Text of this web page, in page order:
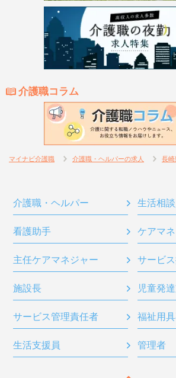
介護職コラム
マイナビ介護職 介護職・ヘルパーの求人 長崎
介護職・ヘルパー 生活相
看護助手 ケアマ
主任ケアマネジャー サービ
施設長 児童発
サービス管理責任者 福祉用
生活支援員 管理者